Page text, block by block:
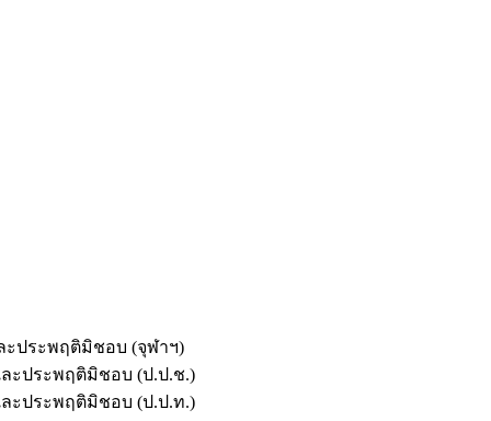
ะประพฤติมิชอบ (จุฬาฯ)
ะประพฤติมิชอบ (ป.ป.ช.)
ะประพฤติมิชอบ (ป.ป.ท.)